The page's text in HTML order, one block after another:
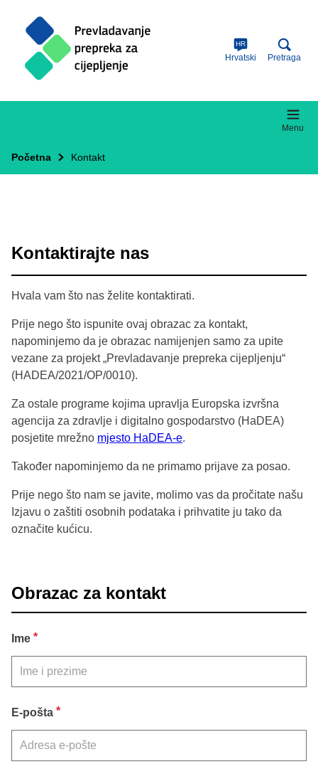
HR
Hrvatski Pretraga
Menu
Početna Kontakt
Kontaktirajte nas
Hvala vam što nas želite kontaktirati.
Prije nego što ispunite ovaj obrazac za kontakt,
napominjemo da je obrazac namijenjen samo za upite
vezane za projekt „Prevladavanje prepreka cijepljenju“
(HADEA/2021/OP/0010).
Za ostale programe kojima upravlja Europska izvršna
agencija za zdravlje i digitalno gospodarstvo (HaDEA)
posjetite mrežno mjesto HaDEA-e.
Također napominjemo da ne primamo prijave za posao.
Prije nego što nam se javite, molimo vas da pročitate našu
Izjavu o zaštiti osobnih podataka i prihvatite ju tako da
označite kućicu.
Obrazac za kontakt
Ime *
E-pošta *